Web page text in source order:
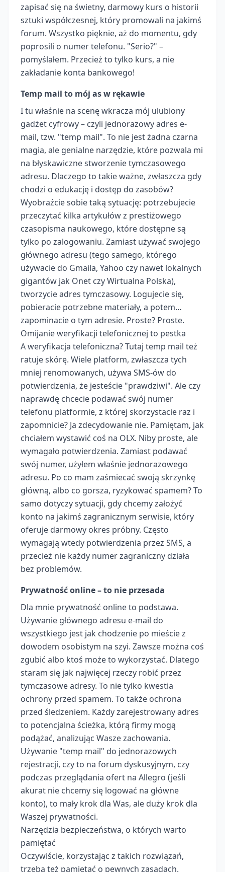
zapisać się na świetny, darmowy kurs o historii
sztuki współczesnej, który promowali na jakimś
forum. Wszystko pięknie, aż do momentu, gdy
poprosili o numer telefonu. "Serio?" –
pomyślałem. Przecież to tylko kurs, a nie
zakładanie konta bankowego!
Temp mail to mój as w rękawie
I tu właśnie na scenę wkracza mój ulubiony
gadżet cyfrowy – czyli jednorazowy adres e-
mail, tzw. "temp mail". To nie jest żadna czarna
magia, ale genialne narzędzie, które pozwala mi
na błyskawiczne stworzenie tymczasowego
adresu. Dlaczego to takie ważne, zwłaszcza gdy
chodzi o edukację i dostęp do zasobów?
Wyobraźcie sobie taką sytuację: potrzebujecie
przeczytać kilka artykułów z prestiżowego
czasopisma naukowego, które dostępne są
tylko po zalogowaniu. Zamiast używać swojego
głównego adresu (tego samego, którego
używacie do Gmaila, Yahoo czy nawet lokalnych
gigantów jak Onet czy Wirtualna Polska),
tworzycie adres tymczasowy. Logujecie się,
pobieracie potrzebne materiały, a potem…
zapominacie o tym adresie. Proste? Proste.
Omijanie weryfikacji telefonicznej to pestka
A weryfikacja telefoniczna? Tutaj temp mail też
ratuje skórę. Wiele platform, zwłaszcza tych
mniej renomowanych, używa SMS-ów do
potwierdzenia, że jesteście "prawdziwi". Ale czy
naprawdę chcecie podawać swój numer
telefonu platformie, z której skorzystacie raz i
zapomnicie? Ja zdecydowanie nie. Pamiętam, jak
chciałem wystawić coś na OLX. Niby proste, ale
wymagało potwierdzenia. Zamiast podawać
swój numer, użyłem właśnie jednorazowego
adresu. Po co mam zaśmiecać swoją skrzynkę
główną, albo co gorsza, ryzykować spamem? To
samo dotyczy sytuacji, gdy chcemy założyć
konto na jakimś zagranicznym serwisie, który
oferuje darmowy okres próbny. Często
wymagają wtedy potwierdzenia przez SMS, a
przecież nie każdy numer zagraniczny działa
bez problemów.
Prywatność online – to nie przesada
Dla mnie prywatność online to podstawa.
Używanie głównego adresu e-mail do
wszystkiego jest jak chodzenie po mieście z
dowodem osobistym na szyi. Zawsze można coś
zgubić albo ktoś może to wykorzystać. Dlatego
staram się jak najwięcej rzeczy robić przez
tymczasowe adresy. To nie tylko kwestia
ochrony przed spamem. To także ochrona
przed śledzeniem. Każdy zarejestrowany adres
to potencjalna ścieżka, którą firmy mogą
podążać, analizując Wasze zachowania.
Używanie "temp mail" do jednorazowych
rejestracji, czy to na forum dyskusyjnym, czy
podczas przeglądania ofert na Allegro (jeśli
akurat nie chcemy się logować na główne
konto), to mały krok dla Was, ale duży krok dla
Waszej prywatności.
Narzędzia bezpieczeństwa, o których warto
pamiętać
Oczywiście, korzystając z takich rozwiązań,
trzeba też pamiętać o pewnych zasadach.